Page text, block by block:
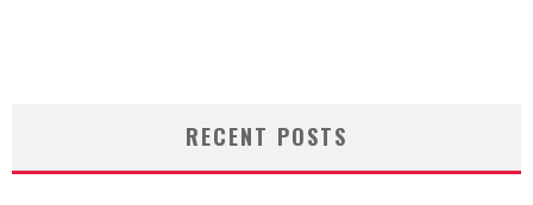
RECENT POSTS